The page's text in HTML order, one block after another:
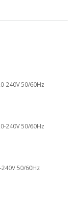
240V 50/60Hz
240V 50/60Hz
240V 50/60Hz